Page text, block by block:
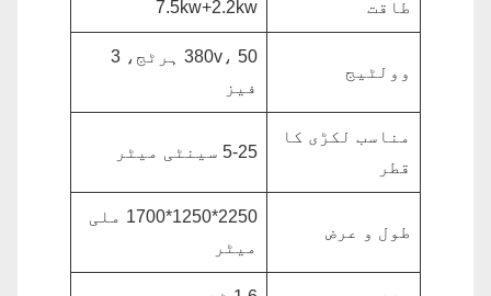
طاقت 7.5kw+2.2kw
وولٹیج
380v، 50 ہرٹج، 3
فیز
مناسب لکڑی کا
قطر
5-25 سینٹی میٹر
طول و عرض
2250*1250*1700 ملی
میٹر